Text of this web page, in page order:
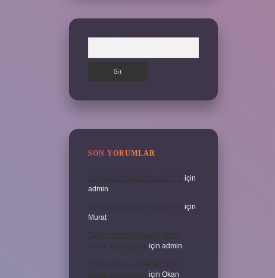
SON YORUMLAR
3 Aylık Hamilelik Hissedilir Mi
için
admin
3 Aylık Hamilelik Hissedilir Mi için
Murat
Eşinin Rızası Olmadan Ikinci
Evlilik Yapabilir Mi için admin
Eşinin Rızası Olmadan Ikinci
Evlilik Yapabilir Mi için Okan